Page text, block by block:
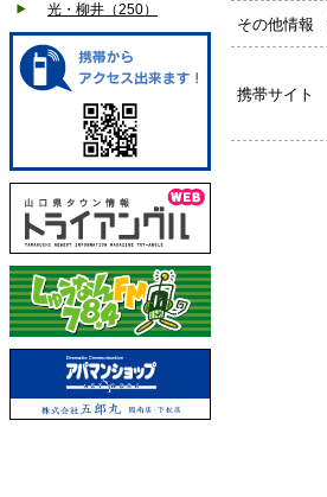
光・柳井（250）
その他情報
携帯サイト